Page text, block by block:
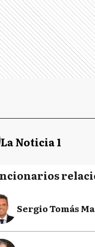
La Noticia 1
Sergio Tomás